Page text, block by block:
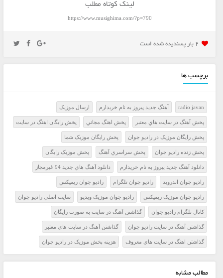
لینک کوتاه مطلب
https://www.musighima.com/?p=790
2 بار پسنديده شده است
برچسب ها
radio javan آهنگ جدید پیروز به نام خریدارم ارسال موزيک
پخش آهنگ در سايت هاي معتبر پخش اهنگ مجاني پخش رايگان اهنگ در سايت
پخش رايگان موزيک در راديو جوان پخش رايگان موزيک شما
پخش زنده راديو جوان پخش سراسري آهنگ پخش موزيک رايگان
دانلود آهنگ جدید پیروز به نام خریدارم دانلود آهنگ هاي جديد 94 غيرمجاز
راديو جوان اندرويد راديو جوان تلگرام راديو جوان ريميکس
راديو جوان موزيک ريميکس راديو جوان موزيک ويديو سايت اصلي راديو جوان
کانال تلگرام راديو جوان گذاشتن آهنگ در سايت به صورت رايگان
گذاشتن آهنگ در سايت راديو جوان گذاشتن آهنگ در سايت هاي معتبر
گذاشتن اهنگ در سايت هاي معروف هزينه پخش موزيک در راديو جوان
مطالب مشابه